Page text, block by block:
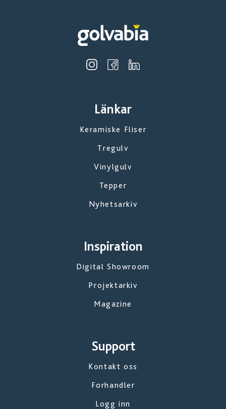
Länkar
Keramiske Fliser
Tregulv
Vinylgulv
Tepper
Nyhetsarkiv
Inspiration
Digital Showroom
Projektarkiv
Magazine
Support
Kontakt oss
Forhandler
Logg inn